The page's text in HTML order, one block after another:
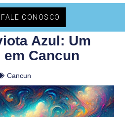
FALE CONOSCO
Azul: Um
em Cancun
Cancun